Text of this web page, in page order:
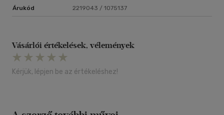
Árukód 2219043 / 1075137
Vásárlói értékelések, vélemények
Kérjük, lépjen be az értékeléshez!